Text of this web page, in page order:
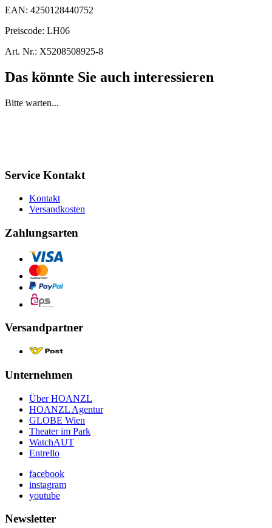
EAN: 4250128440752
Preiscode: LH06
Art. Nr.: X5208508925-8
Das könnte Sie auch interessieren
Bitte warten...
Service Kontakt
Kontakt
Versandkosten
Zahlungsarten
Versandpartner
Unternehmen
Über HOANZL
HOANZL Agentur
GLOBE Wien
Theater im Park
WatchAUT
Entrello
facebook
instagram
youtube
Newsletter